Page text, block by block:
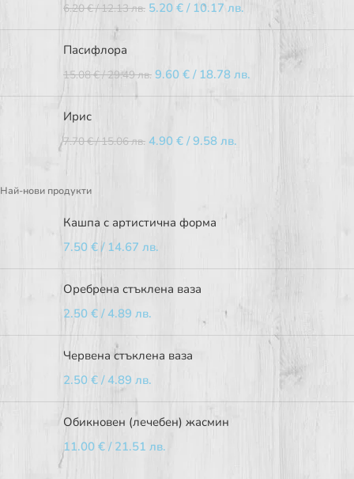
6.20€/ 12.13 лв. 5.20 € / 10.17 лв.
Пасифлора
15.08€/ 29.49 лв. 9.60 € / 18.78 лв.
Ирис
7.70€/ 15.06 лв. 4.90 € / 9.58 лв.
Най-нови продукти
Кашпа с артистична форма
7.50 € / 14.67 лв.
Оребрена стъклена ваза
2.50 € / 4.89 лв.
Червена стъклена ваза
2.50 € / 4.89 лв.
Обикновен (лечебен) жасмин
11.00 € / 21.51 лв.